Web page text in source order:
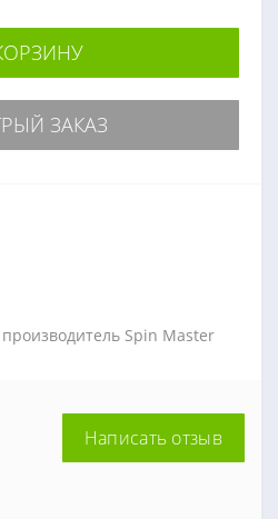
ЗАКАЗ
Spin Master
Написать отзыв